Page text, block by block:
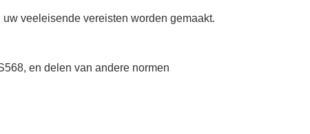
veeleisende vereisten worden gemaakt.
en delen van andere normen